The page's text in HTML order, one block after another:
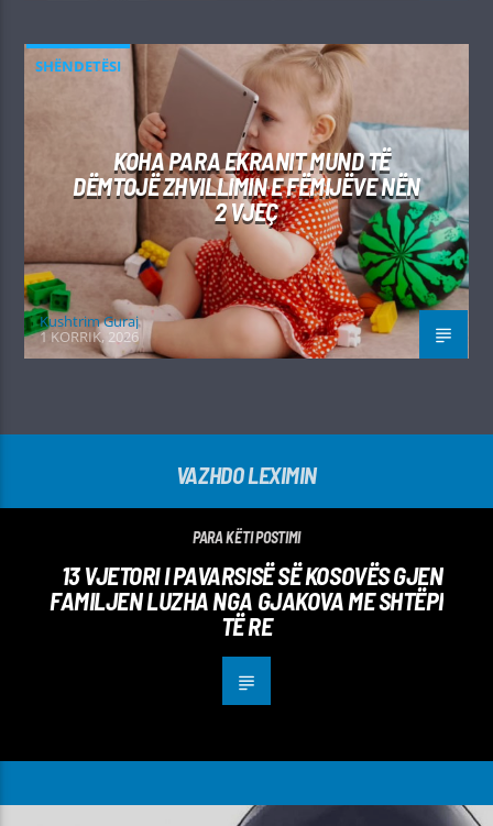
SHËNDETËSI
KOHA PARA EKRANIT MUND TË
DËMTOJË ZHVILLIMIN E FËMIJËVE NËN
2 VJEÇ
Kushtrim Guraj
1 KORRIK, 2026
VAZHDO LEXIMIN
PARA KËTI POSTIMI
13 VJETORI I PAVARSISË SË KOSOVËS GJEN
FAMILJEN LUZHA NGA GJAKOVA ME SHTËPI
TË RE